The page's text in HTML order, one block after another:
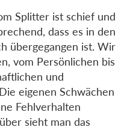
Splitter ist schief und
dass es in den
übergegangen ist. Wir
vom Persönlichen bis
und
eigenen Schwächen
Fehlverhalten
sieht man das